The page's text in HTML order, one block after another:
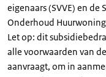
eigenaars (SVVE) en de
Onderhoud
Let op: dit
alle voorwaarden van
aanvraagt, om in